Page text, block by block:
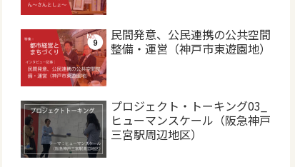
民間発意、公民連携の公共空間
整備・運営（神戸市東遊園地）
プロジェクト・トーキング03_
ヒューマンスケール（阪急神戸
三宮駅周辺地区）